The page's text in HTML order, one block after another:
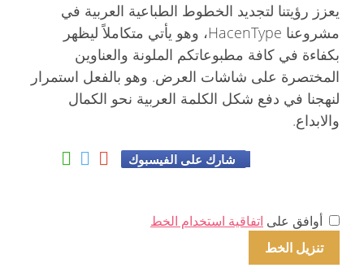
يعزز رؤيتنا لتجديد الخطوط الطباعية العربية في
مشروعنا HacenType، وهو يأتي متكاملاً ليظهر
بكفاءة في كافة مطبوعاتكم الملونة والعناوين
المختصرة على شاشات العرض. وهو بالفعل استمرار
لنهجنا في دفع شكل الكلمة العربية نحو الكمال
والابداع.
شارك على الفيسبوك
أوافق على اتفاقية استخدام الخط